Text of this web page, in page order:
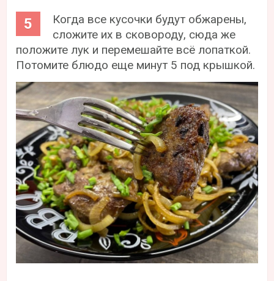
Когда все кусочки будут обжарены,
сложите их в сковороду, сюда же
положите лук и перемешайте всё лопаткой.
Потомите блюдо еще минут 5 под крышкой.